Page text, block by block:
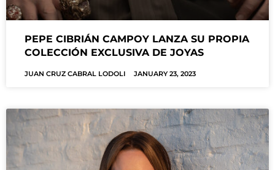
PEPE CIBRIÁN CAMPOY LANZA SU PROPIA
COLECCIÓN EXCLUSIVA DE JOYAS
JUAN CRUZ CABRAL LODOLI JANUARY 23, 2023